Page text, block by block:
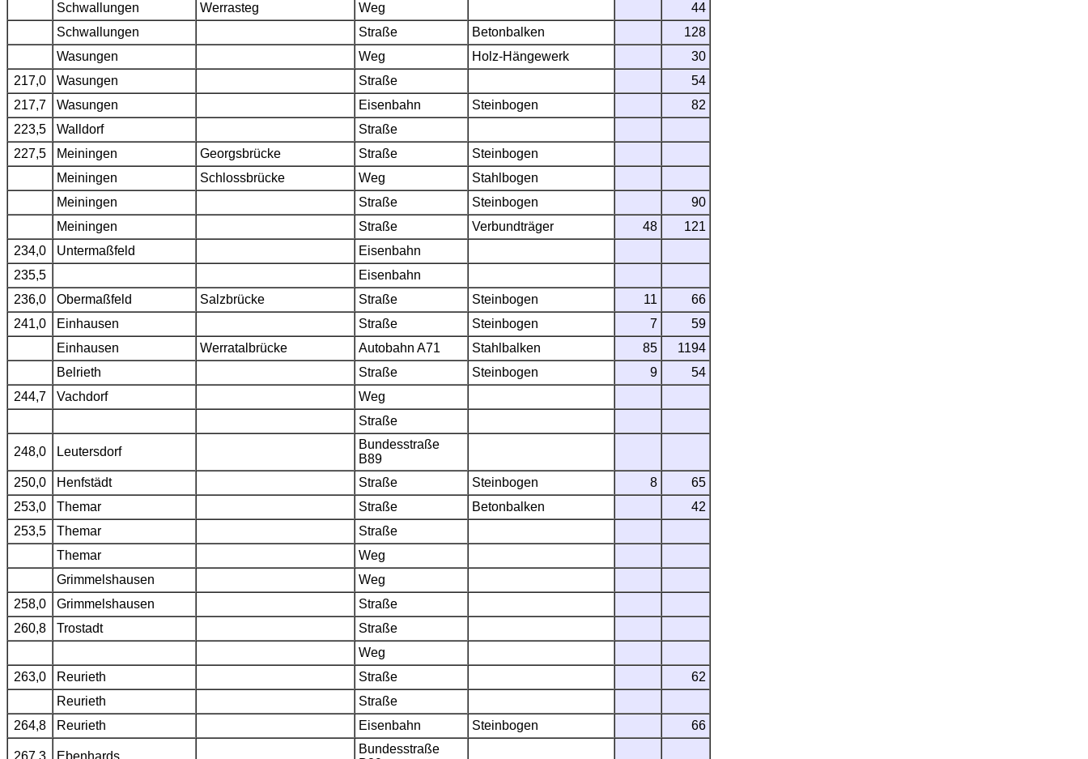
Schwallungen
Werrasteg Weg
44
Schwallungen
Straße Betonbalken
128
Wasungen
Weg Holz-Hängewerk
30
217,0
Wasungen Straße
54
217,7
Wasungen Eisenbahn Steinbogen
82
223,5
Walldorf
Straße
227,5
Meiningen Georgsbrücke Straße
Steinbogen
Meiningen
Schlossbrücke Weg
Stahlbogen
Meiningen
Straße Steinbogen
90
Meiningen
Straße Verbundträger 48
121
234,0
Untermaßfeld
Eisenbahn
235,5
Eisenbahn
236,0
Obermaßfeld Salzbrücke Straße Steinbogen 11
66
241,0
Einhausen Straße Steinbogen 7
59
Einhausen
Werratalbrücke Autobahn A71 Stahlbalken 85
1194
Belrieth
Straße Steinbogen 9
54
244,7
Vachdorf
Weg
Straße
248,0 Leutersdorf
Bundesstraße
B89
250,0
Henfstädt Straße Steinbogen 8
65
253,0
Themar Straße Betonbalken
42
253,5
Themar
Straße
Themar
Weg
Grimmelshausen
Weg
258,0
Grimmelshausen
Straße
260,8
Trostadt
Straße
Weg
263,0
Reurieth Straße
62
Reurieth
Straße
264,8
Reurieth Eisenbahn Steinbogen 66
Bundesstraße